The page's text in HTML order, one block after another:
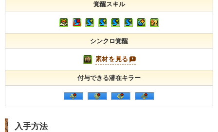
覚醒スキル
シンクロ覚醒
素材を見る
付与できる潜在キラー
入手方法